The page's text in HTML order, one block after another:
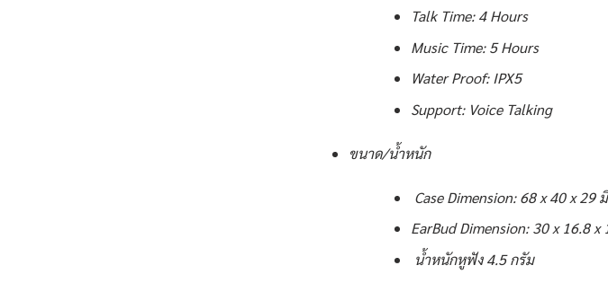
Talk Time: 4 Hours
Music Time: 5 Hours
Water Proof: IPX5
Support: Voice Talking
ขนาด/น้ำหนัก
Case Dimension: 68 x 40 x 29
EarBud Dimension: 30 x 16.8 x
น้ำหนักหูฟัง 4.5 กรัม